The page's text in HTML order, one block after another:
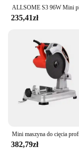
235,41zł
382,79zł